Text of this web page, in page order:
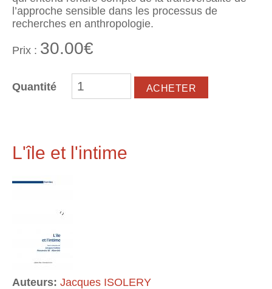
l’approche sensible dans les processus de
recherches en anthropologie.
Prix : 30.00€
Quantité
L'île et l'intime
Auteurs: Jacques ISOLERY